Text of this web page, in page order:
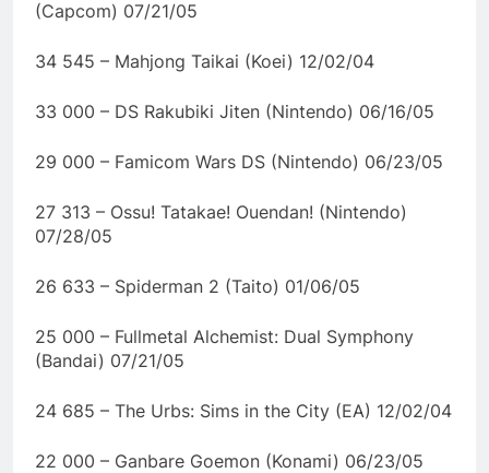
(Capcom) 07/21/05
34 545 – Mahjong Taikai (Koei) 12/02/04
33 000 – DS Rakubiki Jiten (Nintendo) 06/16/05
29 000 – Famicom Wars DS (Nintendo) 06/23/05
27 313 – Ossu! Tatakae! Ouendan! (Nintendo)
07/28/05
26 633 – Spiderman 2 (Taito) 01/06/05
25 000 – Fullmetal Alchemist: Dual Symphony
(Bandai) 07/21/05
24 685 – The Urbs: Sims in the City (EA) 12/02/04
22 000 – Ganbare Goemon (Konami) 06/23/05